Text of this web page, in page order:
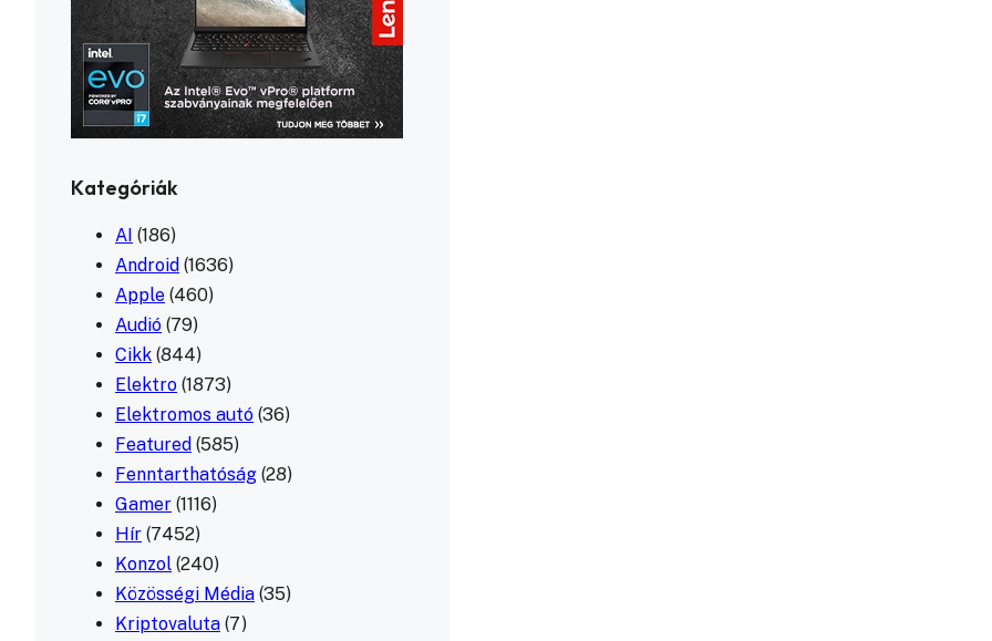
Kategóriák
AI (186)
Android (1636)
Apple (460)
Audió (79)
Cikk (844)
Elektro (1873)
Elektromos autó (36)
Featured (585)
Fenntarthatóság (28)
Gamer (1116)
Hír (7452)
Konzol (240)
Közösségi Média (35)
Kriptovaluta (7)